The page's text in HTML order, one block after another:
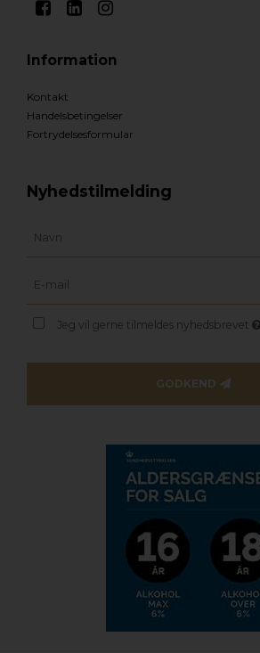
Information
Kontakt
Handelsbetingelser
Fortrydelsesformular
Nyhedstilmelding
Jeg vil gerne tilmeldes nyhedsbrevet
GODKEND